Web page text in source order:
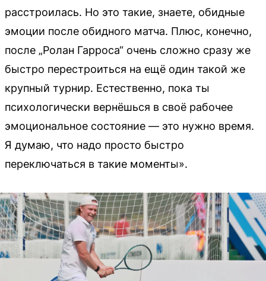
расстроилась. Но это такие, знаете, обидные
эмоции после обидного матча. Плюс, конечно,
после „Ролан Гарроса“ очень сложно сразу же
быстро перестроиться на ещё один такой же
крупный турнир. Естественно, пока ты
психологически вернёшься в своё рабочее
эмоциональное состояние — это нужно время.
Я думаю, что надо просто быстро
переключаться в такие моменты».